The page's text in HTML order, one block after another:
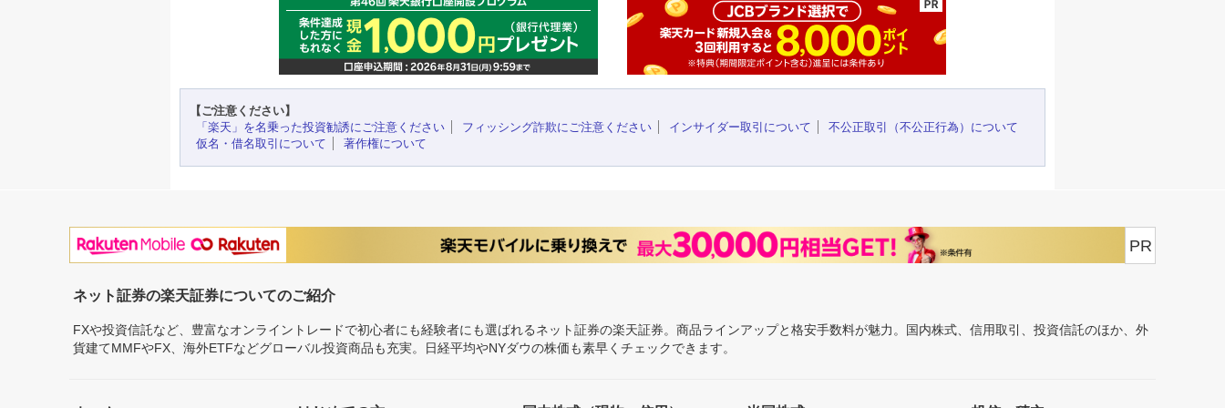
【ご注意ください】
「楽天」を名乗った投資勧誘にご注意ください
フィッシング詐欺にご注意ください インサイダー取引について
不公正取引（不公正行為）について
仮名・借名取引について
著作権について
PR
ネット証券の楽天証券についてのご紹介
FXや投資信託など、豊富なオンライントレードで初心者にも経験者にも選ばれるネット証券の楽天証券。商品ラインアップと格安手数料が魅力。国内株式、信用取引、投資信託のほか、外
貨建てMMFやFX、海外ETFなどグローバル投資商品も充実。日経平均やNYダウの株価も素早くチェックできます。